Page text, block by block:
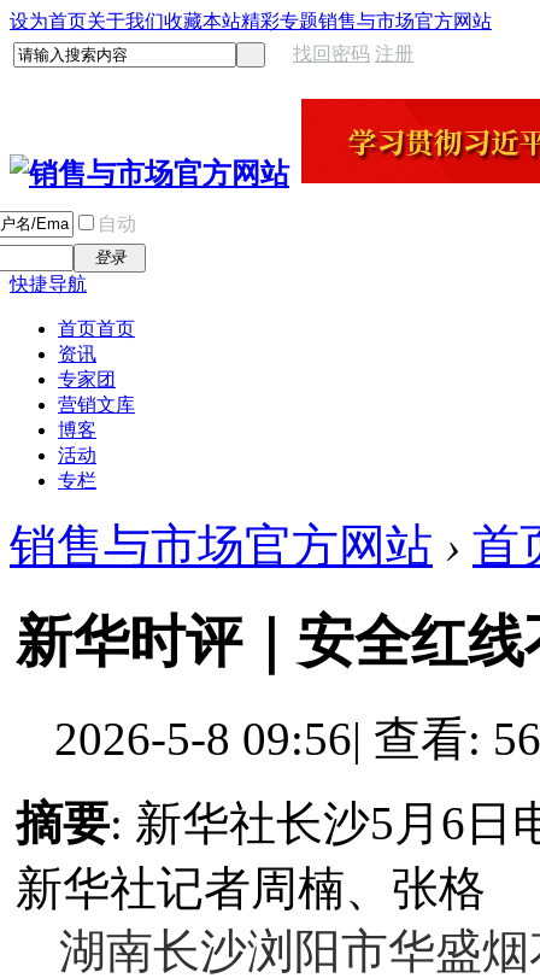
设为首页关于我们收藏本站精彩专题销售与市场官方网站
找回密码 注册
自动
登录
快捷导航
首页首页
资讯
专家团
营销文库
博客
活动
专栏
销售与市场官方网站 › 首
新华时评｜安全红
2026-5-8 09:56| 查看:
摘要: 新华社长沙5月6日
新华社记者周楠、张格
湖南长沙浏阳市华盛